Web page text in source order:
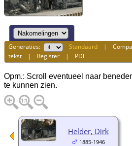
Generaties: Standaard |
tekst | Register | PDF
Opm.: Scroll eventueel naar
te kunnen zien.
Helder, Dirk
1885-1946